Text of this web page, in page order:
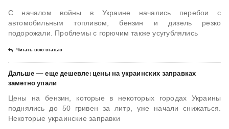
С началом войны в Украине начались перебои с
автомобильным топливом, бензин и дизель резко
подорожали. Проблемы с горючим также усугублялись
Читать всю статью
Дальше — еще дешевле: цены на украинских заправках
заметно упали
Цены на бензин, которые в некоторых городах Украины
поднялись до 50 гривен за литр, уже начали снижаться.
Некоторые украинские заправки